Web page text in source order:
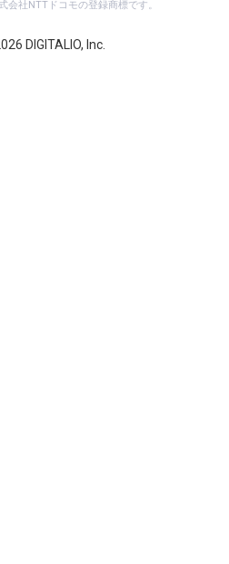
社NTTドコモの登録商標です。
DIGITALIO, Inc.